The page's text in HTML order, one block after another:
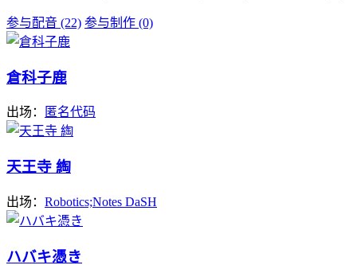
参与配音 (22) 参与制作 (0)
倉科子鹿
出场： 匿名代码
天王寺 綯
出场： Robotics;Notes DaSH
ハバキ憑き